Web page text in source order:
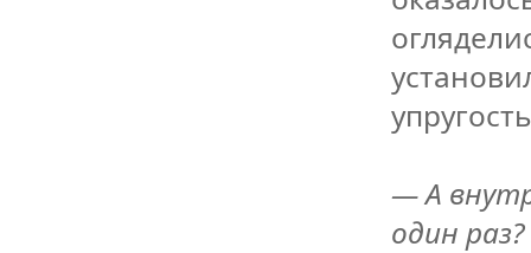
— А
один раз?